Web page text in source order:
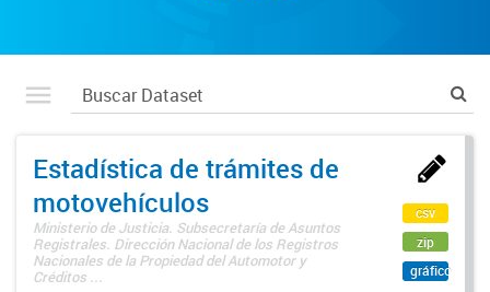
Estadística de trámites de
motovehículos
Ministerio de Justicia. Subsecretaría de Asuntos
Registrales. Dirección Nacional de los Registros
Nacionales de la Propiedad del Automotor y
Créditos ...
csv
zip
gráfico